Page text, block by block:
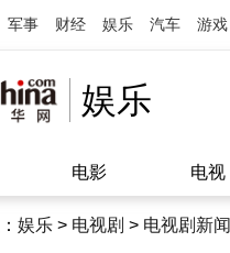
军事 财经 娱乐 汽车 游戏
娱乐
电影 电视
娱乐 > 电视剧 > 电视剧新闻